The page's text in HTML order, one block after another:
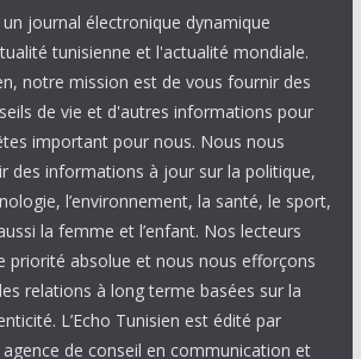
journal électronique dynamique
tunisienne et l'actualité mondiale.
notre mission est de vous fournir des
de vie et d'autres informations pour
important pour nous. Nous nous
des informations à jour sur la politique,
l’environnement, la santé, le sport,
la femme et l’enfant. Nos lecteurs
priorité absolue et nous nous efforçons
relations à long terme basées sur la
L’Echo Tunisien est édité par
agence de conseil en communication et